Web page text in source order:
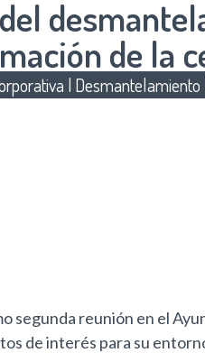
de la
| Desmantelamiento
segunda reunión en el
de interés para su